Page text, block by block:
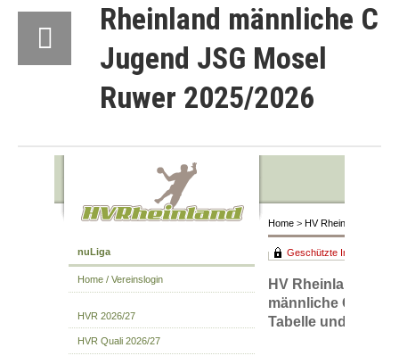
Rheinland männliche C
Jugend JSG Mosel
Ruwer 2025/2026